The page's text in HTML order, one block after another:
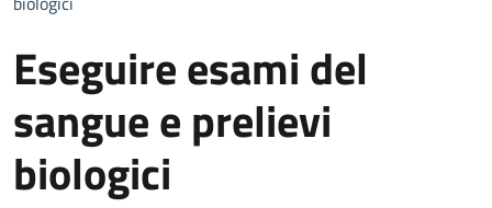
Eseguire esami del
sangue e prelievi
biologici